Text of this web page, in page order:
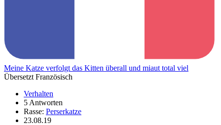
Meine Katze verfolgt das Kitten überall und miaut total viel
Übersetzt Französisch
Verhalten
5 Antworten
Rasse: Perserkatze
23.08.19